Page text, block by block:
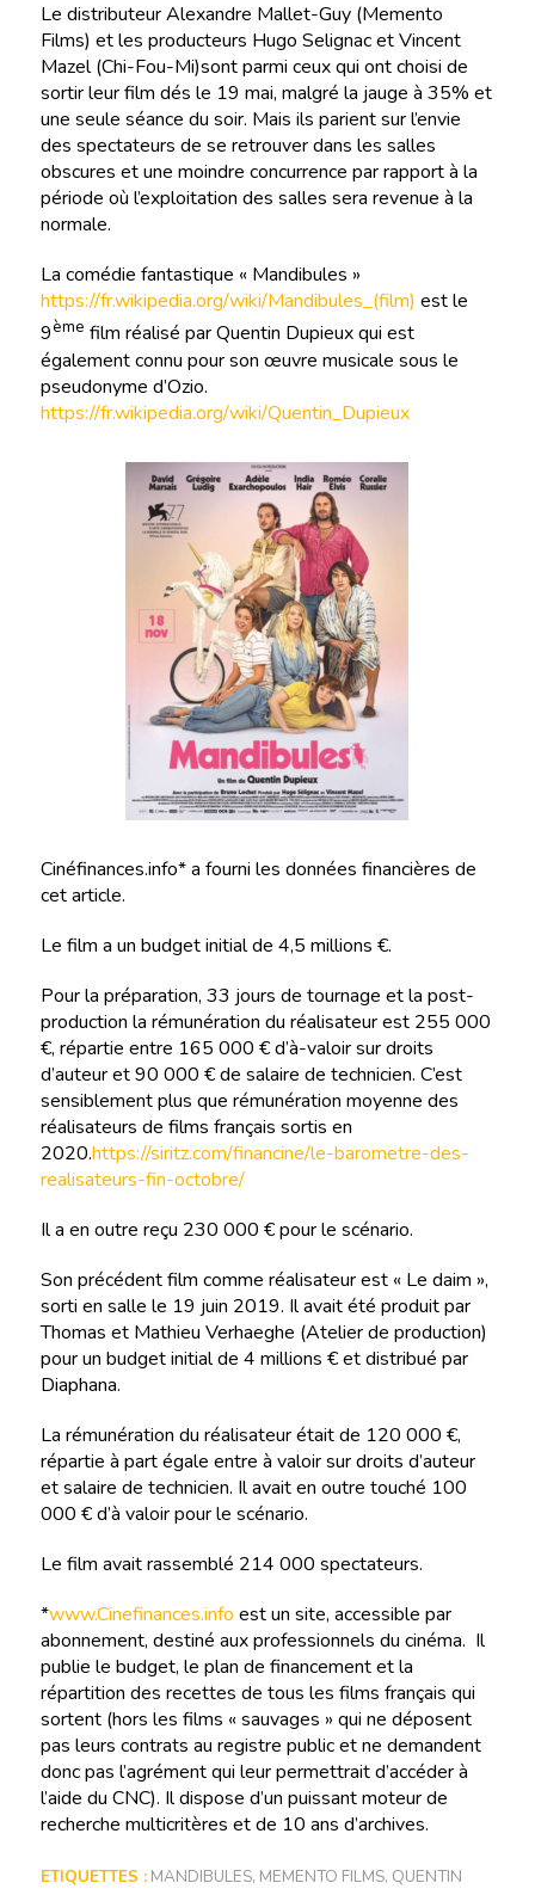
Le distributeur Alexandre Mallet-Guy (Memento
Films) et les producteurs Hugo Selignac et Vincent
Mazel (Chi-Fou-Mi)sont parmi ceux qui ont choisi de
sortir leur film dés le 19 mai, malgré la jauge à 35% et
une seule séance du soir. Mais ils parient sur l’envie
des spectateurs de se retrouver dans les salles
obscures et une moindre concurrence par rapport à la
période où l’exploitation des salles sera revenue à la
normale.
La comédie fantastique « Mandibules »
https://fr.wikipedia.org/wiki/Mandibules_(film) est le
9ème film réalisé par Quentin Dupieux qui est
également connu pour son œuvre musicale sous le
pseudonyme d’Ozio.
https://fr.wikipedia.org/wiki/Quentin_Dupieux
Cinéfinances.info* a fourni les données financières de
cet article.
Le film a un budget initial de 4,5 millions €.
Pour la préparation, 33 jours de tournage et la post-
production la rémunération du réalisateur est 255 000
€, répartie entre 165 000 € d’à-valoir sur droits
d’auteur et 90 000 € de salaire de technicien. C’est
sensiblement plus que rémunération moyenne des
réalisateurs de films français sortis en
2020.https://siritz.com/financine/le-barometre-des-
realisateurs-fin-octobre/
Il a en outre reçu 230 000 € pour le scénario.
Son précédent film comme réalisateur est « Le daim »,
sorti en salle le 19 juin 2019. Il avait été produit par
Thomas et Mathieu Verhaeghe (Atelier de production)
pour un budget initial de 4 millions € et distribué par
Diaphana.
La rémunération du réalisateur était de 120 000 €,
répartie à part égale entre à valoir sur droits d’auteur
et salaire de technicien. Il avait en outre touché 100
000 € d’à valoir pour le scénario.
Le film avait rassemblé 214 000 spectateurs.
*www.Cinefinances.info est un site, accessible par
abonnement, destiné aux professionnels du cinéma. Il
publie le budget, le plan de financement et la
répartition des recettes de tous les films français qui
sortent (hors les films « sauvages » qui ne déposent
pas leurs contrats au registre public et ne demandent
donc pas l’agrément qui leur permettrait d’accéder à
l’aide du CNC). Il dispose d’un puissant moteur de
recherche multicritères et de 10 ans d’archives.
ETIQUETTES : MANDIBULES, MEMENTO FILMS, QUENTIN